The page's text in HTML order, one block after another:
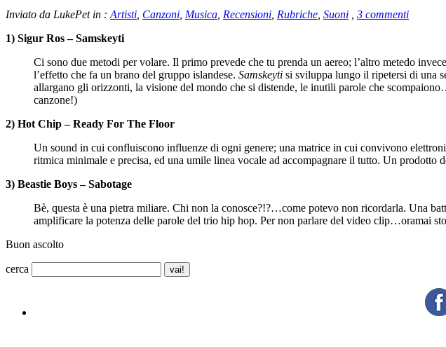
Inviato da LukePet in :Artisti, Canzoni, Musica, Recensioni, Rubriche, Suoni , 3 commenti
1) Sigur Ros – Samskeyti
Ci sono due metodi per volare. Il primo prevede che tu prenda un aereo; l’altro metedo
l’effetto che fa un brano del gruppo islandese. Samskeyti si sviluppa lungo il ripetersi di una
allargano gli orizzonti, la visione del mondo che si distende, le inutili parole che
canzone!)
2) Hot Chip – Ready For The Floor
Un sound in cui confluiscono influenze di ogni genere; una matrice in cui convivono
ritmica minimale e precisa, ed una umile linea vocale ad accompagnare il tutto. Un prodotto
3) Beastie Boys – Sabotage
Bè, questa è una pietra miliare. Chi non la conosce?!?…come potevo non ricordarla. Una
amplificare la potenza delle parole del trio hip hop. Per non parlare del video clip…oramai
Buon ascolto
cerca